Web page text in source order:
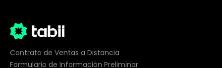
Contrato de Ventas a Distancia
Formulario de Información Preliminar